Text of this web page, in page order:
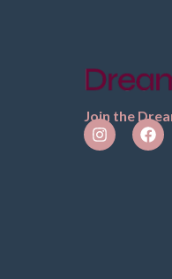
Join the